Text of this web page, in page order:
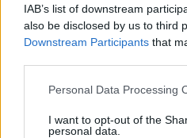
IAB’s list of downstream
also be disclosed by us to third
Downstream Participants that
Personal Data Processing
I want to opt-out of the
personal data.